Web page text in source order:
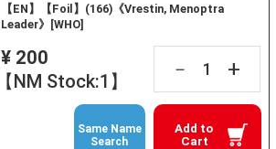
【EN】【Foil】(166)《Vrestin, Menoptra
Leader》[WHO]
¥ 200
【NM Stock:1】
－ +
Add to
Cart
Same Name
Search